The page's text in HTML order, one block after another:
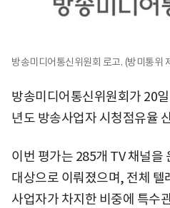
방송미디어통신위원회 로고. (방미통위
방송미디어통신위원회가 20
년도 방송사업자 시청점유율
이번 평가는 285개 TV 채널을
대상으로 이뤄졌으며, 전체
사업자가 차지한 비중에 특수